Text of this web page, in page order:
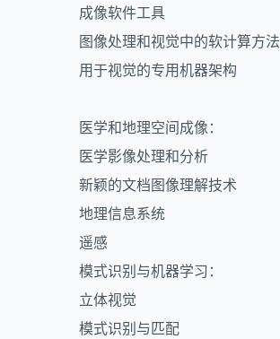
成像软件工具
图像处理和视觉中的软计算方法
用于视觉的专用机器架构
医学和地理空间成像：
医学影像处理和分析
新颖的文档图像理解技术
地理信息系统
遥感
模式识别与机器学习：
立体视觉
模式识别与匹配